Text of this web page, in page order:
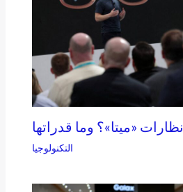
نظارات «ميتا»؟ وما قدراتها
التكنولوجيا